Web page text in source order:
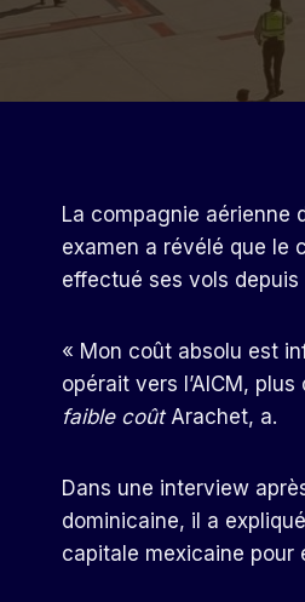
La compagnie aérienne
examen a révélé que le
effectué ses vols depuis
« Mon coût absolu est
opérait vers l’AICM,
faible coût Arachet, a.
Dans une interview
dominicaine, il a
capitale mexicaine pour